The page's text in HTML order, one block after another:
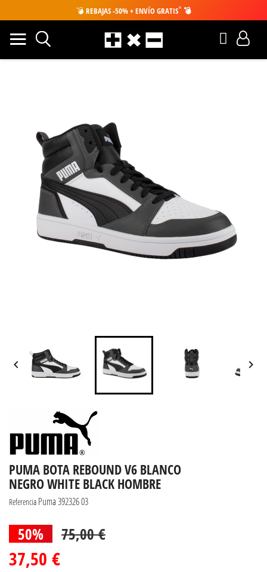
💣 REBAJAS -50% + ENVÍO GRATIS* 💣
 
PUMA BOTA REBOUND V6 BLANCO
NEGRO WHITE BLACK HOMBRE
Referencia Puma 392326 03
50% 75,00 €
37,50 €